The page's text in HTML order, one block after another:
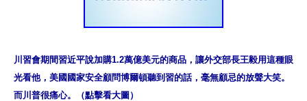
川習會期間習近平說加購1.2萬億美元的商品，讓外交部長王毅用這種眼
光看他，美國國家安全顧問博爾頓聽到習的話，毫無顧忌的放聲大笑。
而川普很痛心。（點擊看大圖）